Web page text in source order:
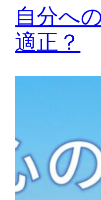
自分へ
適正？